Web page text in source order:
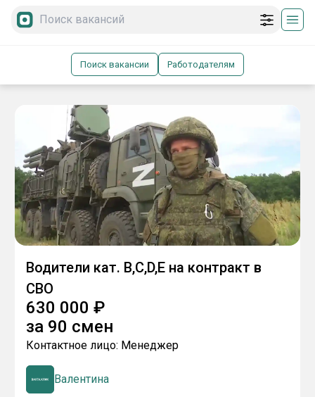
Поиск вакансии Работодателям
Водители кат. В,С,D,Е на контракт в
СВО
630 000 ₽
за 90 смен
Контактное лицо: Менеджер
Валентина